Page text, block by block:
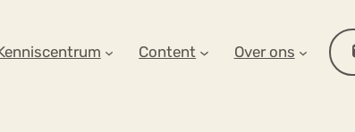
Content Over ons
OP ZOEK?